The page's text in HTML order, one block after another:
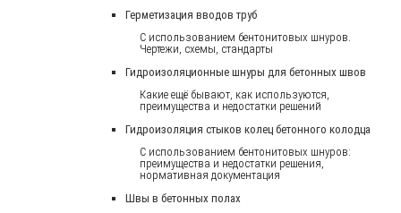
Герметизация вводов труб
С использованием бентонитовых шнуров.
Чертежи, схемы, стандарты
Гидроизоляционные шнуры для бетонных швов
Какие ещё бывают, как используются,
преимущества и недостатки решений
Гидроизоляция стыков колец бетонного колодца
С использованием бентонитовых шнуров:
преимущества и недостатки решения,
нормативная документация
Швы в бетонных полах